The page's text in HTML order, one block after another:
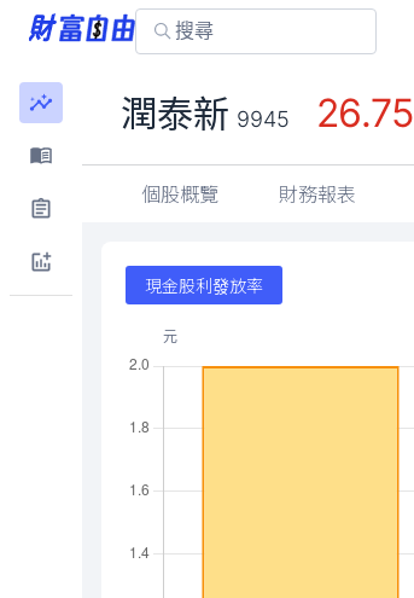
潤泰新 9945 26.75
個股概覽 財務報表
現金股利發放率